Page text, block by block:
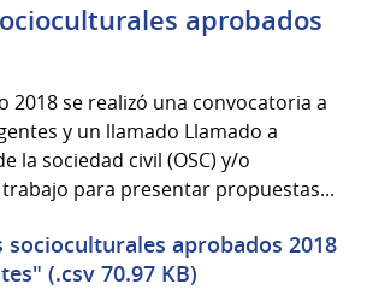
aprobados
2018 se realizó una convocatoria a
y un llamado Llamado a
la sociedad civil (OSC) y/o
para presentar propuestas...
socioculturales aprobados 2018
(.csv 70.97 KB)